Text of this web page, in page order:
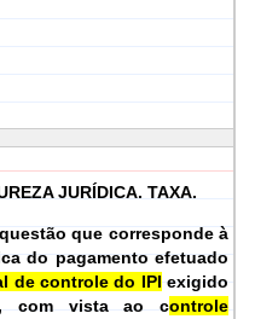
JURÍDICA. TAXA.
que corresponde à
do pagamento efetuado
de controle do IPI exigido
com vista ao controle